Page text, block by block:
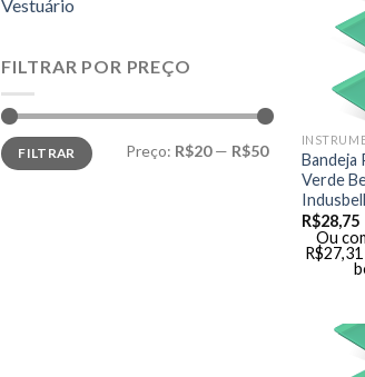
Vestuário
FILTRAR POR PREÇO
Preço
mínimo
Preço
máximo
FILTRAR Preço: R$20— R$50
Bandeja
Verde
R$28,75
Ou
R$27,31